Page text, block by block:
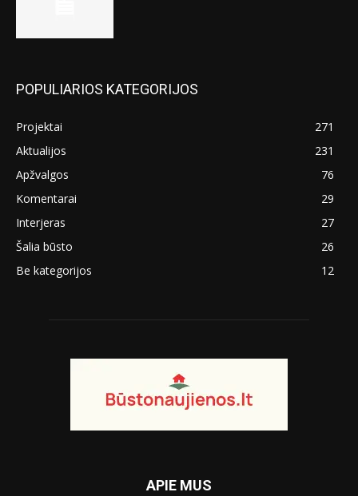
POPULIARIOS KATEGORIJOS
Projektai
271
Aktualijos
231
Apžvalgos
76
Komentarai
29
Interjeras
27
Šalia būsto
26
Be kategorijos
12
APIE MUS